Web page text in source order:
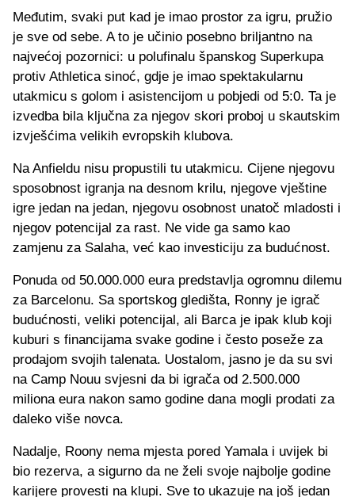
Međutim, svaki put kad je imao prostor za igru, pružio
je sve od sebe. A to je učinio posebno briljantno na
najvećoj pozornici: u polufinalu španskog Superkupa
protiv Athletica sinoć, gdje je imao spektakularnu
utakmicu s golom i asistencijom u pobjedi od 5:0. Ta je
izvedba bila ključna za njegov skori proboj u skautskim
izvješćima velikih evropskih klubova.
Na Anfieldu nisu propustili tu utakmicu. Cijene njegovu
sposobnost igranja na desnom krilu, njegove vještine
igre jedan na jedan, njegovu osobnost unatoč mladosti i
njegov potencijal za rast. Ne vide ga samo kao
zamjenu za Salaha, već kao investiciju za budućnost.
Ponuda od 50.000.000 eura predstavlja ogromnu dilemu
za Barcelonu. Sa sportskog gledišta, Ronny je igrač
budućnosti, veliki potencijal, ali Barca je ipak klub koji
kuburi s financijama svake godine i često poseže za
prodajom svojih talenata. Uostalom, jasno je da su svi
na Camp Nouu svjesni da bi igrača od 2.500.000
miliona eura nakon samo godine dana mogli prodati za
daleko više novca.
Nadalje, Roony nema mjesta pored Yamala i uvijek bi
bio rezerva, a sigurno da ne želi svoje najbolje godine
karijere provesti na klupi. Sve to ukazuje na još jedan